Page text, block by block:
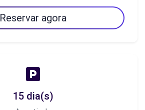
Reservar agora
15 dia(s)